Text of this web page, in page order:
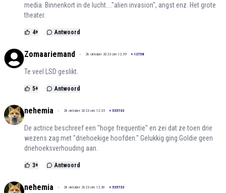
media. Binnenkort in de lucht...."alien invasion", angst enz. Het grote
theater.
4+ Antwoord
Zomaariemand 28 oktober 2023 om 12:39 + 13758
Te veel LSD geslikt.
5+ Antwoord
nehemia 28 oktober 2023 om 12:35 + 535733
De actrice beschreef een "hoge frequentie" en zei dat ze toen drie
wezens zag met "driehoekige hoofden." Gelukkig ging Goldie geen
driehoeksverhouding aan.
3+ Antwoord
nehemia 28 oktober 2023 om 12:30 + 535733